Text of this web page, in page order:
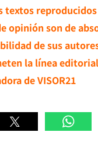
textos
opinión son de
de sus
la línea
de VISOR21